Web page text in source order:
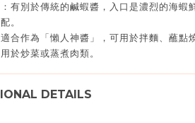
有別於傳統的鹹蝦醬，入口是濃烈的海蝦
。
合作為「懶人神醬」，可用於拌麵、蘸點
於炒菜或蒸煮肉類。
DETAILS